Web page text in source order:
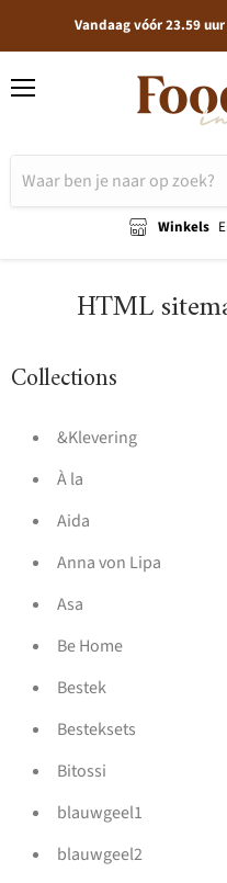
Vandaag vóór 23.59
Winkels
HTML
Collections
&Klevering
À la
Aida
Anna von Lipa
Asa
Be Home
Bestek
Besteksets
Bitossi
blauwgeel1
blauwgeel2